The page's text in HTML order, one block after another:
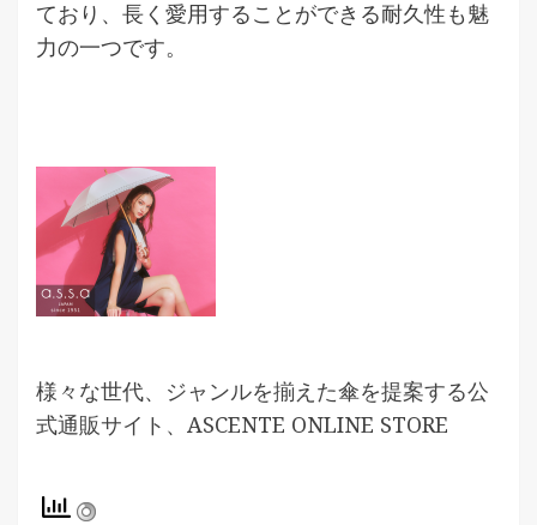
ており、長く愛用することができる耐久性も魅
力の一つです。
様々な世代、ジャンルを揃えた傘を提案する公
式通販サイト、ASCENTE ONLINE STORE